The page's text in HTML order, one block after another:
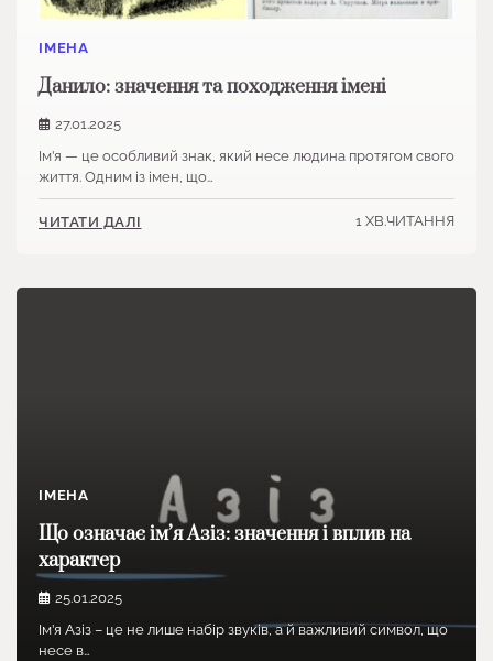
ІМЕНА
Данило: значення та походження імені
27.01.2025
Ім’я — це особливий знак, який несе людина протягом свого
життя. Одним із імен, що…
ЧИТАТИ ДАЛІ 1 ХВ.ЧИТАННЯ
ІМЕНА
Що означає ім’я Азіз: значення і вплив на
характер
25.01.2025
Ім’я Азіз – це не лише набір звуків, а й важливий символ, що
несе в…